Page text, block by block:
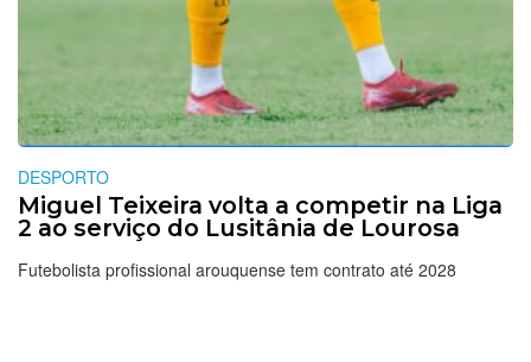
DESPORTO
Miguel Teixeira volta a competir na Liga
2 ao serviço do Lusitânia de Lourosa
Futebolista profissional arouquense tem contrato até 2028